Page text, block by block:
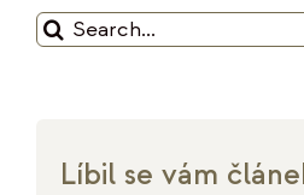
Hledat:
Líbil se vám